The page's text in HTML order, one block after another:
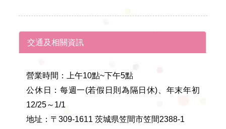
交通及相關資訊
營業時間：上午10點~下午5點
公休日：每週一(若假日則為隔日休)、年末年初
12/25～1/1
地址：〒309-1611 茨城県笠間市笠間2388-1